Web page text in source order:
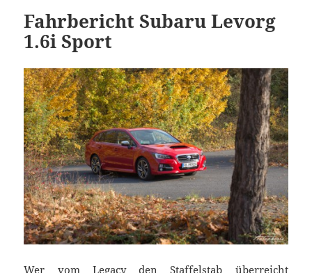
Fahrbericht Subaru Levorg
1.6i Sport
Wer vom Legacy den Staffelstab überreicht